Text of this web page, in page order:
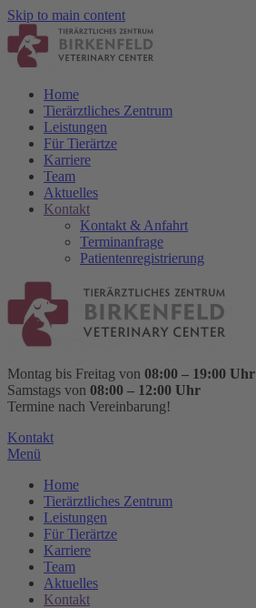
Skip to main content
Home
Tierärztliches Zentrum
Leistungen
Für Tierärtze
Karriere
Team
Aktuelles
Kontakt
Kontakt & Anfahrt
Terminanfrage
Patientenregistrierung
Montag bis Freitag von 08:00 – 19:00 Uhr
Samstags von 08:00 – 12:00 Uhr
Termine nach Vereinbarung!
Kontakt
Menü
Home
Tierärztliches Zentrum
Leistungen
Für Tierärtze
Karriere
Team
Aktuelles
Kontakt